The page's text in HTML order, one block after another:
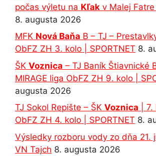
počas výletu na Kľak v Malej
8. augusta 2026
MFK Nová Baňa B – TJ –
ObFZ ZH 3. kolo | SPORTNET 8.
ŠK Voznica – TJ Baník Štiavnické
MIRAGE liga ObFZ ZH 9. kolo |
augusta 2026
TJ Sokol Repište – ŠK Voznica |
ObFZ ZH 4. kolo | SPORTNET 8.
Výsledky rozboru vody zo dňa 21.
VN Tajch 8. augusta 2026